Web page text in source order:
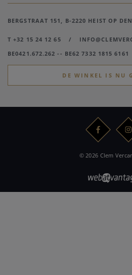
BERGSTRAAT 151, B-2220 HEIST OP
T +32 15 24 12 65 /
BE0421.672.262 -- BE62 7332 1815 6161
DE WINKEL IS NU
© 2026 Clem